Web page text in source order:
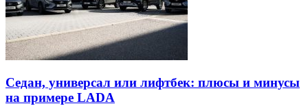
Седан, универсал или лифтбек: плюсы и минусы
на примере LADA